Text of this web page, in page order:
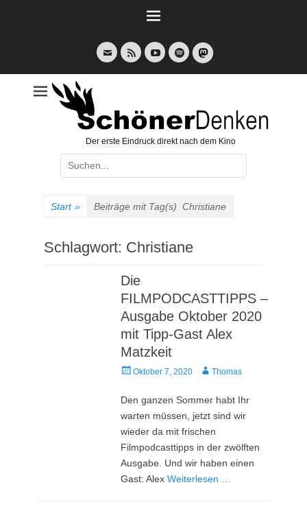
E-
Mail
Feed YouTubeSpotify
Der erste Eindruck direkt nach dem Kino
Suche
nach:
Start » Beiträge mit Tag(s) Christiane
Schlagwort: Christiane
Die
FILMPODCASTTIPPS –
Ausgabe Oktober 2020
mit Tipp-Gast Alex
Matzkeit
Veröffentlicht
Oktober 7, 2020 AutorThomas
Den ganzen Sommer habt Ihr
warten müssen, jetzt sind wir
wieder da mit frischen
Filmpodcasttipps in der zwölften
Ausgabe. Und wir haben einen
Gast: AlexWeiterlesen …